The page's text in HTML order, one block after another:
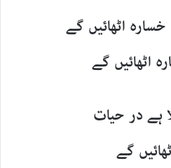
اٹھائیں گے
اٹھائیں گے
ہے در حیات
گے